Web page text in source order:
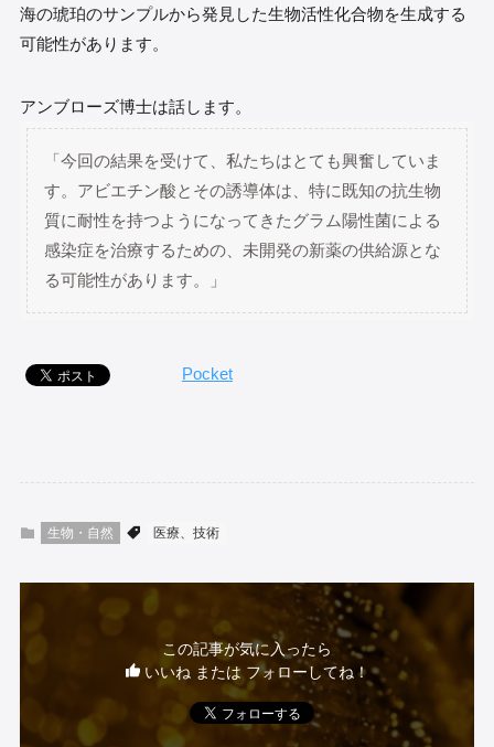
海の琥珀のサンプルから発見した生物活性化合物を生成する
可能性があります。
アンブローズ博士は話します。
「今回の結果を受けて、私たちはとても興奮していま
す。アビエチン酸とその誘導体は、特に既知の抗生物
質に耐性を持つようになってきたグラム陽性菌による
感染症を治療するための、未開発の新薬の供給源とな
る可能性があります。」
Pocket
生物・自然 医療、技術
この記事が気に入ったら
いいね または フォローしてね！